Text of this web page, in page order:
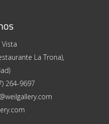
La Trona),
264-9697